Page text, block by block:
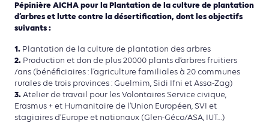
Pépinière AICHA pour la Plantation de la culture de plantation
d’arbres et lutte contre la désertification, dont les objectifs
suivants :
1. Plantation de la culture de plantation des arbres
2. Production et don de plus 20000 plants d’arbres fruitiers
/ans (bénéficiaires : l’agriculture familiales à 20 communes
rurales de trois provinces : Guelmim, Sidi Ifni et Assa-Zag)
3. Atelier de travail pour les Volontaires Service civique,
Erasmus + et Humanitaire de l’Union Européen, SVI et
stagiaires d’Europe et nationaux (Glen-Géco/ASA, IUT…)